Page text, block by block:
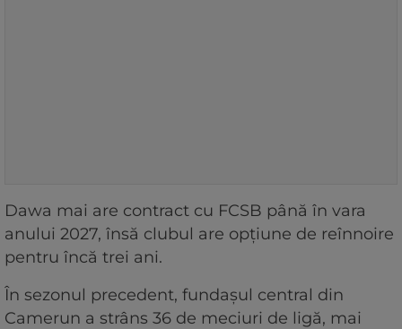
Dawa mai are contract cu FCSB până în vara
anului 2027, însă clubul are opțiune de reînnoire
pentru încă trei ani.
În sezonul precedent, fundașul central din
Camerun a strâns 36 de meciuri de ligă, mai